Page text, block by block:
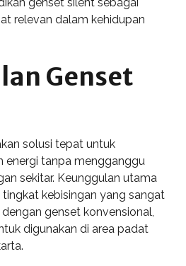
relevan dalam kehidupan
Genset
solusi tepat untuk
energi tanpa mengganggu
sekitar. Keunggulan utama
kebisingan yang sangat
genset konvensional,
digunakan di area padat